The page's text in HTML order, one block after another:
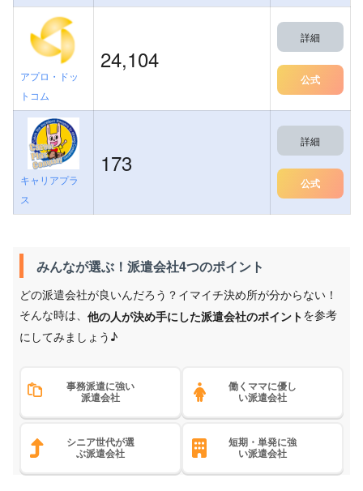
アプロ・ドッ
トコム
24,104
詳細
公式
キャリアプラ
ス
173
詳細
公式
みんなが選ぶ！派遣会社4つのポイント
どの派遣会社が良いんだろう？イマイチ決め所が分からない！
そんな時は、 他の人が決め手にした派遣会社のポイントを参考
にしてみましょう♪
事務派遣に強い
派遣会社
働くママに優し
い派遣会社
シニア世代が選
ぶ派遣会社
短期・単発に強
い派遣会社